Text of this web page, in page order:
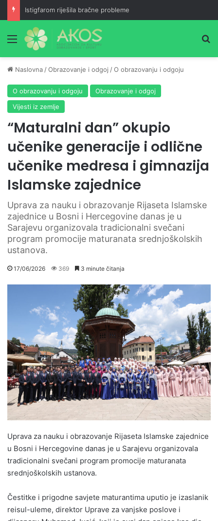
Istigfarom riješila bračne probleme
Meni
Naslovna /Obrazovanje i odgoj /O obrazovanju i odgoju
O obrazovanju i odgoju
Obrazovanje i odgoj
Vijesti iz zemlje
“Maturalni dan” okupio
učenike generacije i odlične
učenike medresa i gimnazija
Islamske zajednice
Uprava za nauku i obrazovanje Rijaseta Islamske
zajednice u Bosni i Hercegovine danas je u
Sarajevu organizovala tradicionalni svečani
program promocije maturanata srednjoškolskih
ustanova.
17/06/2026 369 3 minute čitanja
Uprava za nauku i obrazovanje Rijaseta Islamske zajednice
u Bosni i Hercegovine danas je u Sarajevu organizovala
tradicionalni svečani program promocije maturanata
srednjoškolskih ustanova.
Čestitke i prigodne savjete maturantima uputio je izaslanik
reisul-uleme, direktor Uprave za vanjske poslove i